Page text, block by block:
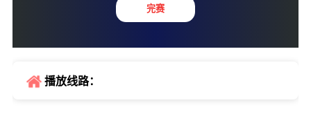
印度尼西亚女足
完赛
播放线路：